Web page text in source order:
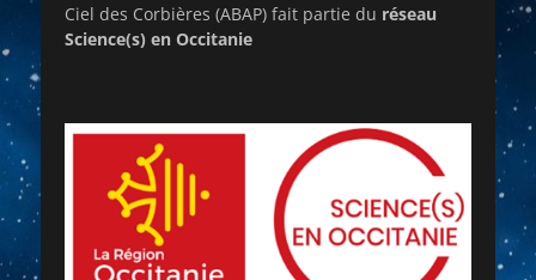
Ciel des Corbières (ABAP) fait partie du réseau
Science(s) en Occitanie